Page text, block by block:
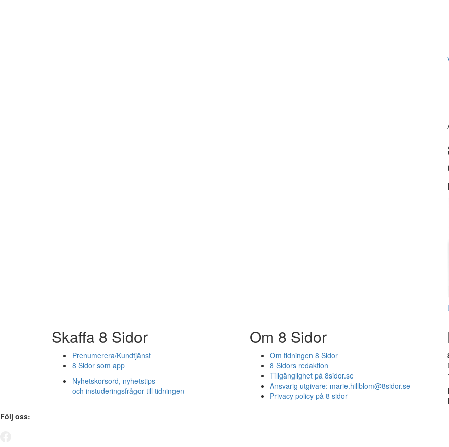
Skaffa 8 Sidor
Prenumerera/Kundtjänst
8 Sidor som app
Nyhetskorsord, nyhetstips
och instuderingsfrågor till tidningen
Om 8 Sidor
Om tidningen 8 Sidor
8 Sidors redaktion
Tillgänglighet på 8sidor.se
Ansvarig utgivare: marie.hillblom@8sidor.se
Privacy policy på 8 sidor
Följ oss: